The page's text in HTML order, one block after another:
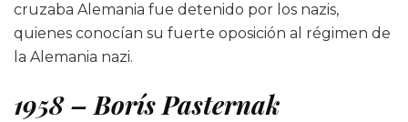
cruzaba Alemania fue detenido por los nazis,
quienes conocían su fuerte oposición al régimen de
la Alemania nazi.
1958 – Borís Pasternak